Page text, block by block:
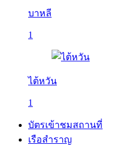
บาหลี
1
ไต้หวัน
1
บัตรเข้าชมสถานที่
เรือสำราญ